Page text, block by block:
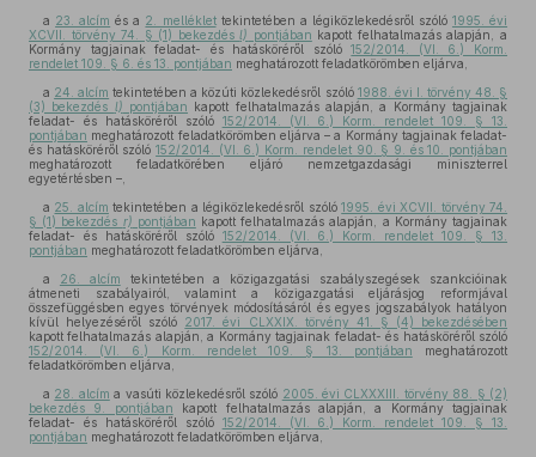
a 23. alcím és a 2. melléklettekintetében a légiközlekedésről szóló 1995. évi
XCVII. törvény 74. § (1) bekezdésl) pontjában kapott felhatalmazás alapján, a
Kormány tagjainak feladat- és hatásköréről szóló152/2014. (VI. 6.) Korm.
rendelet 109. § 6. és 13. pontjában meghatározott feladatkörömben eljárva,
a 24. alcím tekintetében a közúti közlekedésről szóló 1988. évi I. törvény 48. §
(3) bekezdés l) pontjában kapott felhatalmazás alapján, a Kormány tagjainak
feladat- és hatásköréről szóló 152/2014. (VI. 6.) Korm. rendelet 109. § 13.
pontjában meghatározott feladatkörömben eljárva – a Kormány tagjainak feladat-
és hatásköréről szóló152/2014. (VI. 6.) Korm. rendelet 90. § 9. és 10. pontjában
meghatározott feladatkörében eljáró nemzetgazdasági miniszterrel
egyetértésben –,
a 25. alcím tekintetében a légiközlekedésről szóló1995. évi XCVII. törvény 74.
§ (1) bekezdés r) pontjában kapott felhatalmazás alapján, a Kormány tagjainak
feladat- és hatásköréről szóló 152/2014. (VI. 6.) Korm. rendelet 109. § 13.
pontjában meghatározott feladatkörömben eljárva,
a 26. alcím tekintetében a közigazgatási szabályszegések szankcióinak
átmeneti szabályairól, valamint a közigazgatási eljárásjog reformjával
összefüggésben egyes törvények módosításáról és egyes jogszabályok hatályon
kívül helyezéséről szóló 2017. évi CLXXIX. törvény 41. § (4) bekezdésében
kapott felhatalmazás alapján, a Kormány tagjainak feladat- és hatásköréről szóló
152/2014. (VI. 6.) Korm. rendelet 109. § 13. pontjában meghatározott
feladatkörömben eljárva,
a 28. alcím a vasúti közlekedésről szóló 2005. évi CLXXXIII. törvény 88. § (2)
bekezdés 9. pontjában kapott felhatalmazás alapján, a Kormány tagjainak
feladat- és hatásköréről szóló 152/2014. (VI. 6.) Korm. rendelet 109. § 13.
pontjában meghatározott feladatkörömben eljárva,